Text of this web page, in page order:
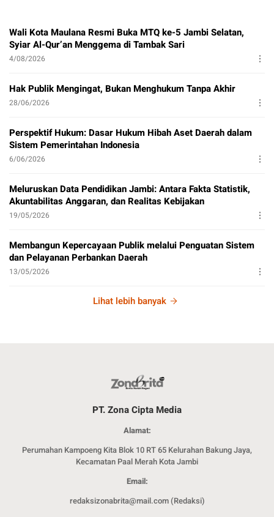
Wali Kota Maulana Resmi Buka MTQ ke-5 Jambi Selatan,
Syiar Al-Qur’an Menggema di Tambak Sari
4/08/2026
Hak Publik Mengingat, Bukan Menghukum Tanpa Akhir
28/06/2026
Perspektif Hukum: Dasar Hukum Hibah Aset Daerah dalam
Sistem Pemerintahan Indonesia
6/06/2026
Meluruskan Data Pendidikan Jambi: Antara Fakta Statistik,
Akuntabilitas Anggaran, dan Realitas Kebijakan
19/05/2026
Membangun Kepercayaan Publik melalui Penguatan Sistem
dan Pelayanan Perbankan Daerah
13/05/2026
Lihat lebih banyak
PT. Zona Cipta Media
Alamat:
Perumahan Kampoeng Kita Blok 10 RT 65 Kelurahan Bakung Jaya,
Kecamatan Paal Merah Kota Jambi
Email:
redaksizonabrita@mail.com (Redaksi)